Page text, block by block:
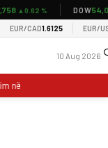
▲0.62 % DOW54,037
EUR/CAD1.6125 EUR/USD
10 Aug 2026
në Kuvend për të votuar